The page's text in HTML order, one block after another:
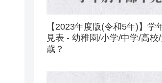
【2023年度版(令和5年)】学
見表 - 幼稚園/小学/中学/高校
歳？